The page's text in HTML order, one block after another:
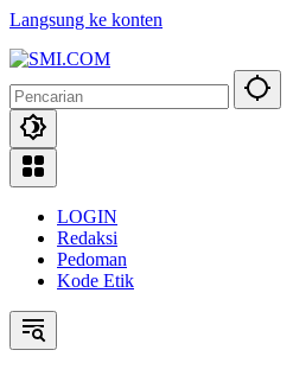
Langsung ke konten
LOGIN
Redaksi
Pedoman
Kode Etik